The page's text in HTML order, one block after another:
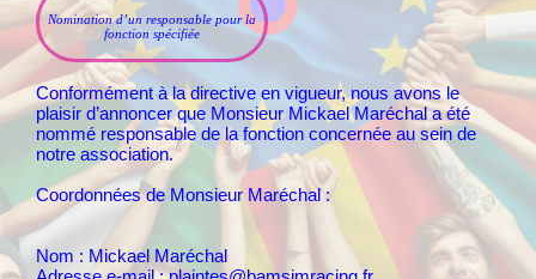
Nomination d’un responsable pour la
fonction spécifiée
Conformément à la directive en vigueur, nous avons le
plaisir d’annoncer que Monsieur Mickael Maréchal a été
nommé responsable de la fonction concernée au sein de
notre association.
Coordonnées de Monsieur Maréchal :
Nom : Mickael Maréchal